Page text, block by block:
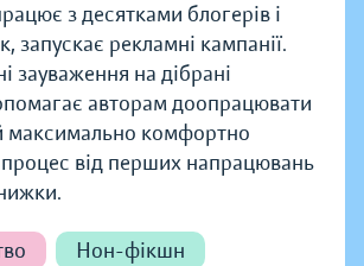
з десятками блогерів і
запускає рекламні кампанії.
зауваження на дібрані
авторам доопрацювати
максимально комфортно
від перших напрацювань
Нон-фікшн